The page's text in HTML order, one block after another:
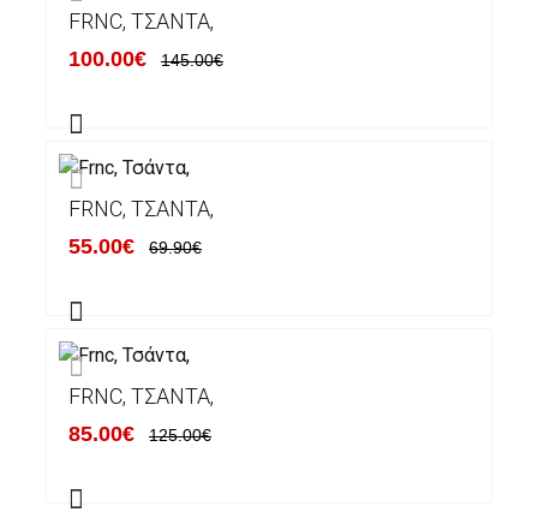
FRNC, ΤΣΆΝΤΑ,
100.00€ 145.00€
FRNC, ΤΣΆΝΤΑ,
55.00€ 69.90€
FRNC, ΤΣΆΝΤΑ,
85.00€ 125.00€